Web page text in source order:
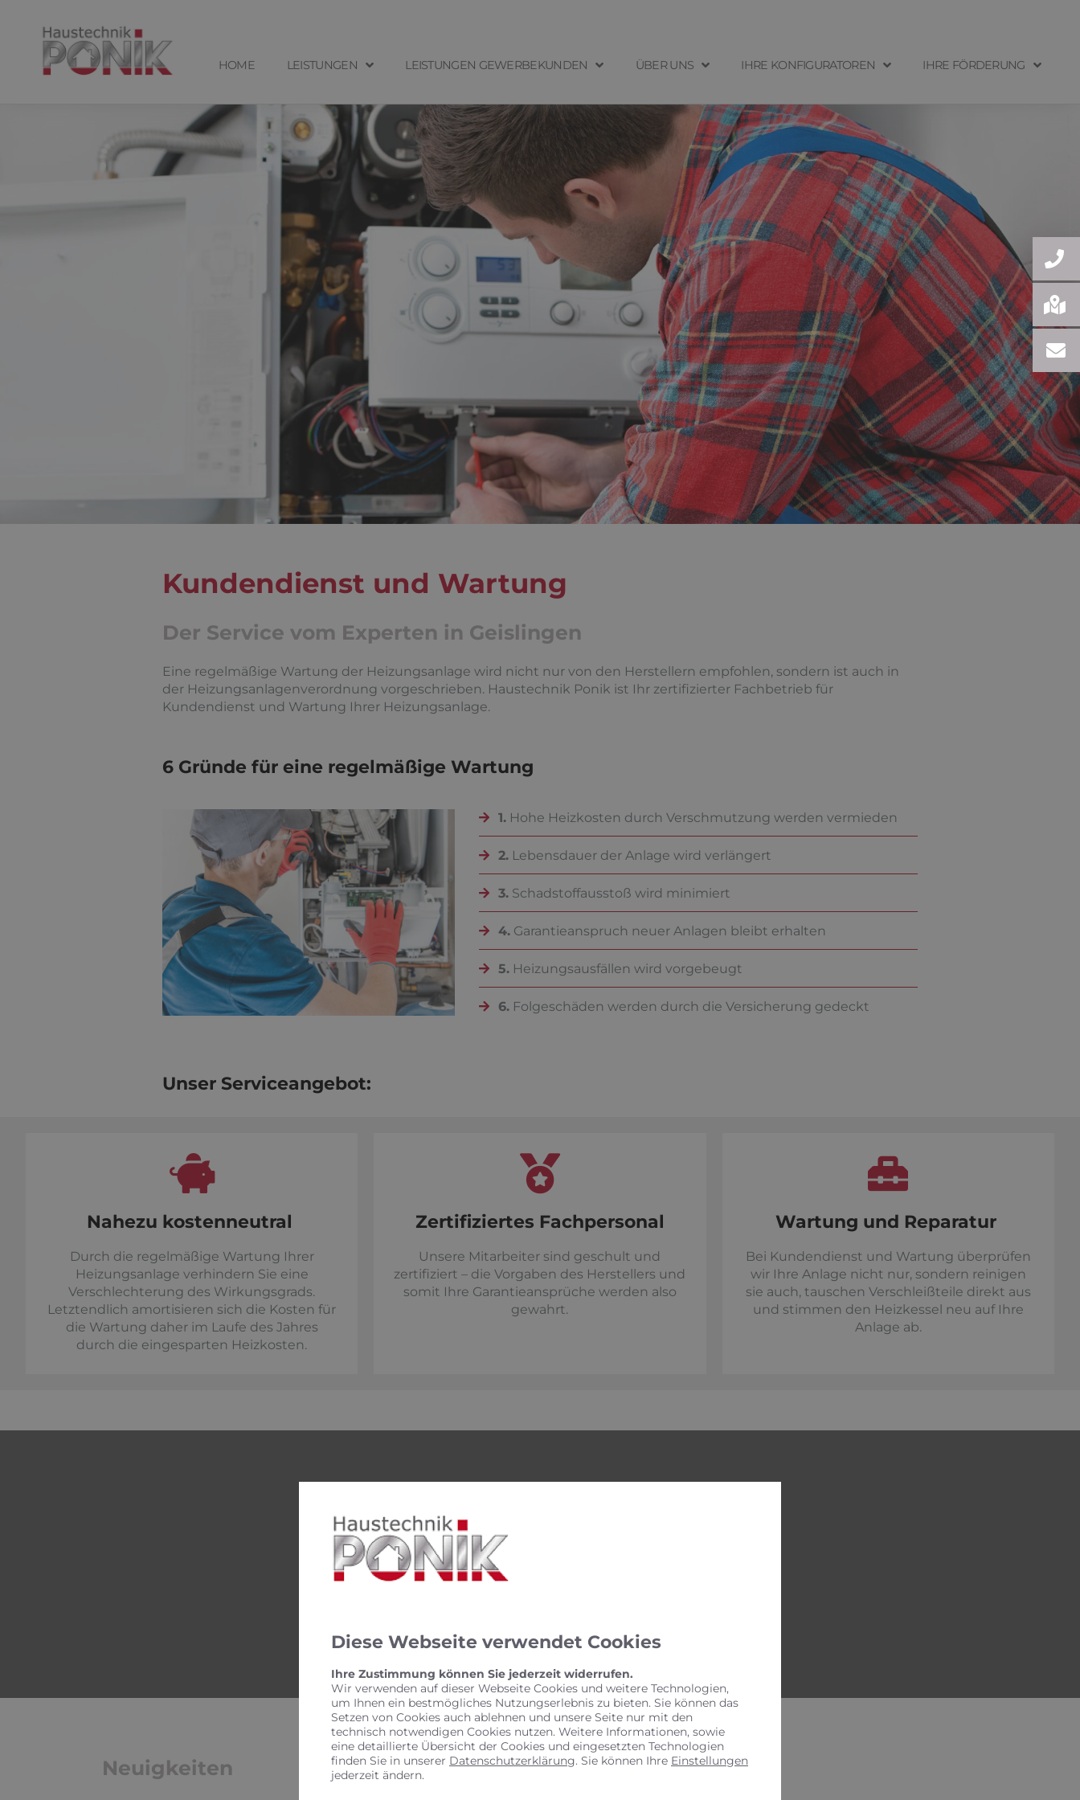
HOME LEISTUNGEN LEISTUNGEN GEWERBEKUNDEN ÜBER UNS IHRE KONFIGURATOREN IHRE FÖRDERUNG
Kundendienst und Wartung
Der Service vom Experten in Geislingen
Eine regelmäßige Wartung der Heizungsanlage wird nicht nur von den Herstellern empfohlen, sondern ist auch in
der Heizungsanlagenverordnung vorgeschrieben. Haustechnik Ponik ist Ihr zertifizierter Fachbetrieb für
Kundendienst und Wartung Ihrer Heizungsanlage.
6 Gründe für eine regelmäßige Wartung
1.Hohe Heizkosten durch Verschmutzung werden vermieden
2.Lebensdauer der Anlage wird verlängert
3.Schadstoffausstoß wird minimiert
4.Garantieanspruch neuer Anlagen bleibt erhalten
5.Heizungsausfällen wird vorgebeugt
6.Folgeschäden werden durch die Versicherung gedeckt
Unser Serviceangebot:
Nahezu kostenneutral
Durch die regelmäßige Wartung Ihrer
Heizungsanlage verhindern Sie eine
Verschlechterung des Wirkungsgrads.
Letztendlich amortisieren sich die Kosten für
die Wartung daher im Laufe des Jahres
durch die eingesparten Heizkosten.
Zertifiziertes Fachpersonal
Unsere Mitarbeiter sind geschult und
zertifiziert – die Vorgaben des Herstellers und
somit Ihre Garantieansprüche werden also
gewahrt.
Wartung und Reparatur
Bei Kundendienst und Wartung überprüfen
wir Ihre Anlage nicht nur, sondern reinigen
sie auch, tauschen Verschleißteile direkt aus
und stimmen den Heizkessel neu auf Ihre
Anlage ab.
WUNSCHTERMIN
Jetzt ganz einfach und bequem Online Termine anfragen!
Neuigkeiten
Diese Webseite verwendet Cookies
Ihre Zustimmung können Sie jederzeit widerrufen.
Wir verwenden auf dieser Webseite Cookies und weitere Technologien,
um Ihnen ein bestmögliches Nutzungserlebnis zu bieten. Sie können das
Setzen von Cookies auch ablehnen und unsere Seite nur mit den
technisch notwendigen Cookies nutzen. Weitere Informationen, sowie
eine detaillierte Übersicht der Cookies und eingesetzten Technologien
finden Sie in unserer Datenschutzerklärung. Sie können Ihre Einstellungen
jederzeit ändern.